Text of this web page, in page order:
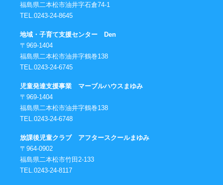
福島県二本松市油井字石倉74-1
TEL.0243-24-8645
地域・子育て支援センター Den
〒969-1404
福島県二本松市油井字鶴巻138
TEL.0243-24-6745
児童発達支援事業 マーブルハウスまゆみ
〒969-1404
福島県二本松市油井字鶴巻138
TEL.0243-24-6748
放課後児童クラブ アフタースクールまゆみ
〒964-0902
福島県二本松市竹田2-133
TEL.0243-24-8117